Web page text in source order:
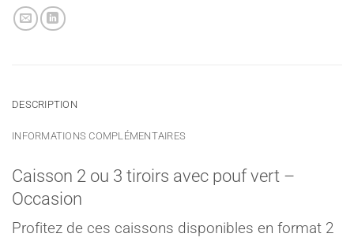
DESCRIPTION
INFORMATIONS COMPLÉMENTAIRES
Caisson 2 ou 3 tiroirs avec pouf vert –
Occasion
Profitez de ces caissons disponibles en format 2